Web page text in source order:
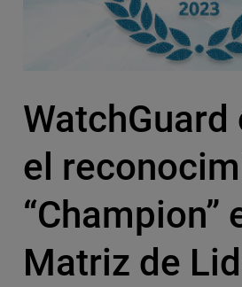
el
“Champion”
Matriz de